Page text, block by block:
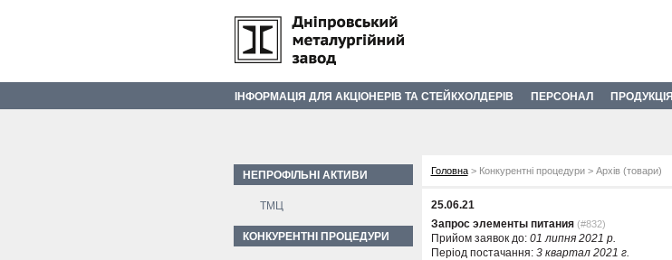
ІНФОРМАЦІЯ ДЛЯ АКЦІОНЕРІВ ТА СТЕЙКХОЛДЕРІВ ПЕРСОНАЛ ПРОДУКЦІЯ
НЕПРОФІЛЬНІ АКТИВИ
ТМЦ
КОНКУРЕНТНІ ПРОЦЕДУРИ
Головна> Конкурентні процедури > Архів (товари)
25.06.21
Запрос элементы питания(#832)
Прийом заявок до: 01 липня 2021 р.
Період постачання: 3 квартал 2021 г.